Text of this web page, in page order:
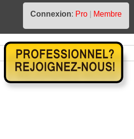
Connexion: Pro
Membre